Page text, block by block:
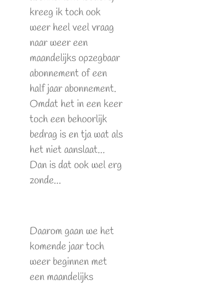
kreeg ik toch ook
weer heel veel vraag
naar weer een
maandelijks opzegbaar
abonnement of een
half jaar abonnement.
Omdat het in een keer
toch een behoorlijk
bedrag is en tja wat als
het niet aanslaat...
Dan is dat ook wel erg
zonde...
Daarom gaan we het
komende jaar toch
weer beginnen met
een maandelijks